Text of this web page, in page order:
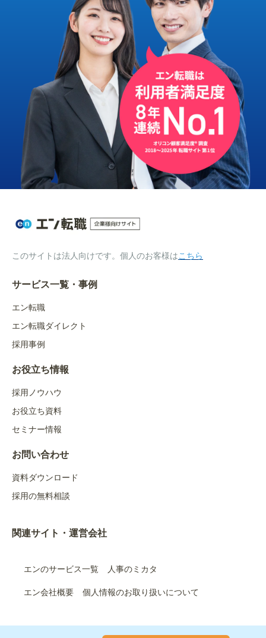
このサイトは法人向けです。個人のお客様はこちら
サービス一覧・事例
エン転職
エン転職ダイレクト
採用事例
お役立ち情報
採用ノウハウ
お役立ち資料
セミナー情報
お問い合わせ
資料ダウンロード
採用の無料相談
関連サイト・運営会社
エンのサービス一覧 人事のミカタ
エン会社概要 個人情報のお取り扱いについて